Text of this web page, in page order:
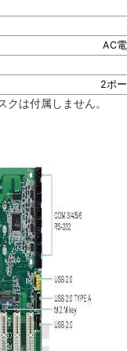
AC
2ポ
は付属しません。